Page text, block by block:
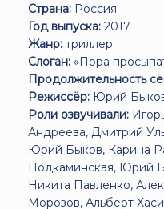
Страна: Россия
Год выпуска: 2017
Жанр: триллер
Слоган: «Пора
Продолжительность
Режиссёр: Юрий
Роли озвучивали:
Андреева, Дмитрий
Юрий Быков, Карина
Подкаминская, Юрий
Никита Павленко,
Морозов, Альберт